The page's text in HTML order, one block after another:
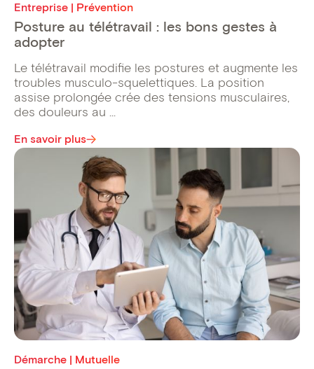
Entreprise | Prévention
Posture au télétravail : les bons gestes à
adopter
Le télétravail modifie les postures et augmente les
troubles musculo-squelettiques. La position
assise prolongée crée des tensions musculaires,
des douleurs au ...
En savoir plus
Démarche | Mutuelle